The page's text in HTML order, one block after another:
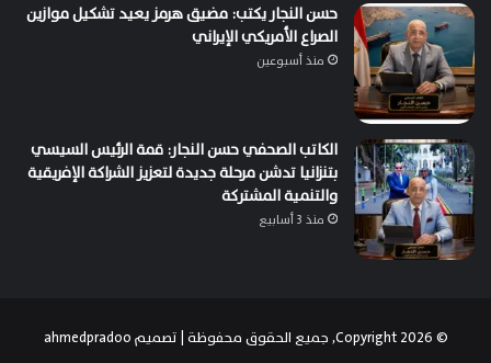
حسن النجار يكتب: مضيق هرمز يعيد تشكيل موازين
الصراع الأمريكي الإيراني
منذ أسبوعين
الكاتب الصحفي حسن النجار: قمة الرئيس السيسي
بتنزانيا تدشن مرحلة جديدة لتعزيز الشراكة الإفريقية
والتنمية المشتركة
منذ 3 أسابيع
© Copyright 2026, جميع الحقوق محفوظة | تصميم ahmedpradoo